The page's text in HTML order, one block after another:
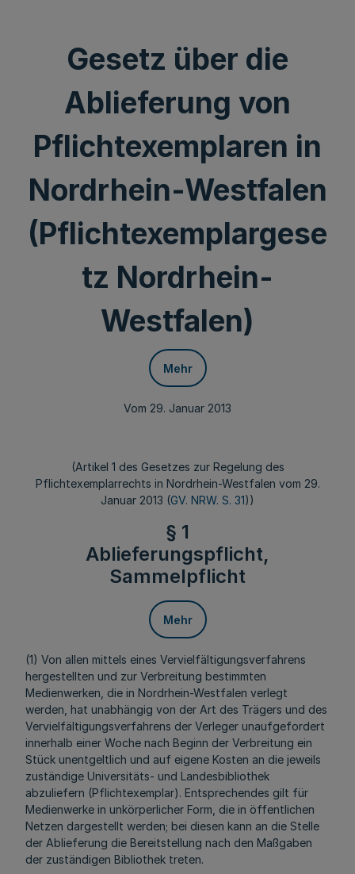
Gesetz über die
Ablieferung von
Pflichtexemplaren in
Nordrhein-Westfalen
(Pflichtexemplargese
tz Nordrhein-
Westfalen)
Mehr
Vom 29. Januar 2013
(Artikel 1 des Gesetzes zur Regelung des
Pflichtexemplarrechts in Nordrhein-Westfalen vom 29.
Januar 2013 (GV. NRW. S. 31))
§ 1
Ablieferungspflicht,
Sammelpflicht
Mehr
(1) Von allen mittels eines Vervielfältigungsverfahrens
hergestellten und zur Verbreitung bestimmten
Medienwerken, die in Nordrhein-Westfalen verlegt
werden, hat unabhängig von der Art des Trägers und des
Vervielfältigungsverfahrens der Verleger unaufgefordert
innerhalb einer Woche nach Beginn der Verbreitung ein
Stück unentgeltlich und auf eigene Kosten an die jeweils
zuständige Universitäts- und Landesbibliothek
abzuliefern (Pflichtexemplar). Entsprechendes gilt für
Medienwerke in unkörperlicher Form, die in öffentlichen
Netzen dargestellt werden; bei diesen kann an die Stelle
der Ablieferung die Bereitstellung nach den Maßgaben
der zuständigen Bibliothek treten.